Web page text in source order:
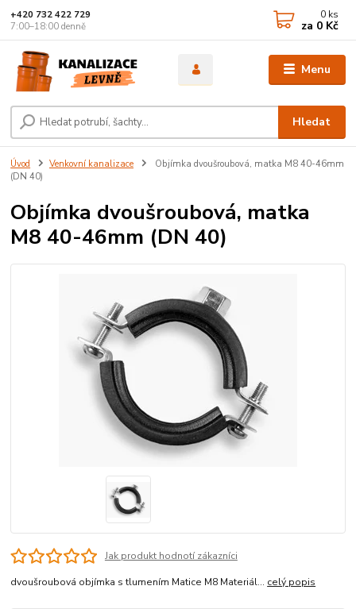
Menu
Hledat
+420 732 422 729
7:00–18:00 denně
0 ks
za 0 Kč
Úvod Venkovní kanalizace
Objímka dvoušroubová, matka M8 40-46mm
(DN 40)
Objímka dvoušroubová, matka
M8 40-46mm (DN 40)
Jak produkt hodnotí zákazníci
dvoušroubová objímka s tlumením Matice M8 Materiál... celý popis